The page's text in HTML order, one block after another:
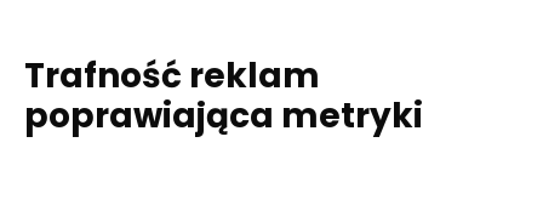
Trafność reklam
poprawiająca metryki